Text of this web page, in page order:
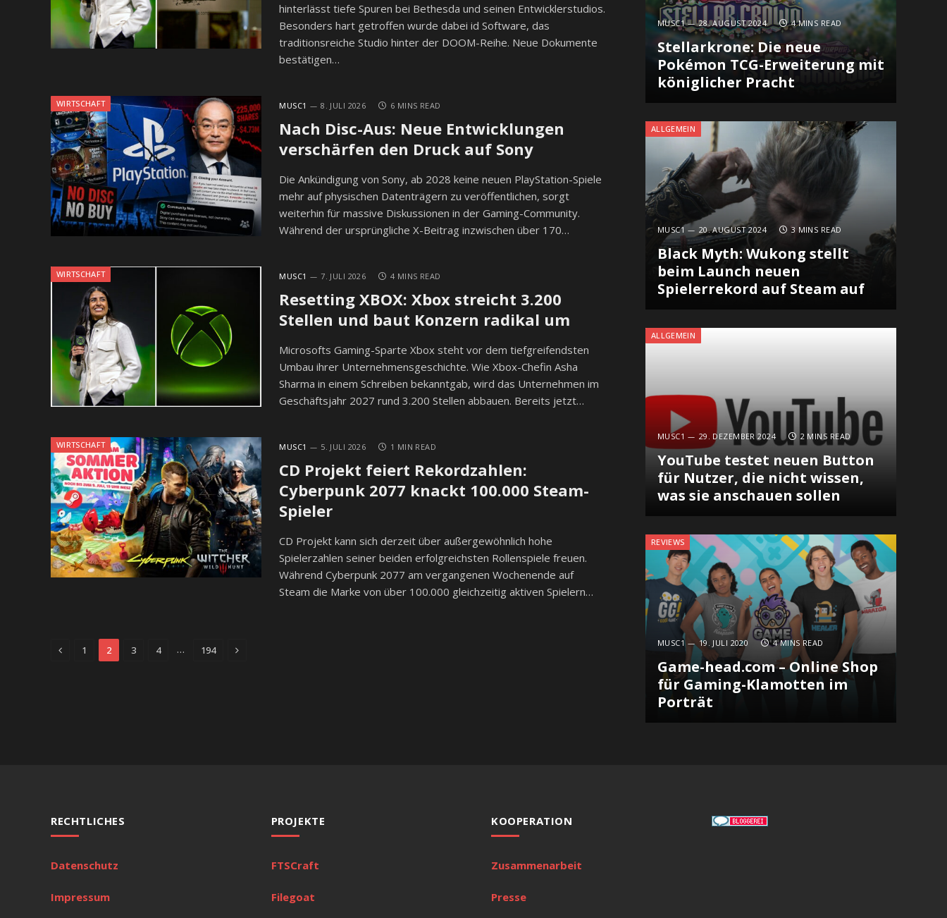
hinterlässt tiefe Spuren bei Bethesda und seinen Entwicklerstudios.
Besonders hart getroffen wurde dabei id Software, das
traditionsreiche Studio hinter der DOOM-Reihe. Neue Dokumente
bestätigen…
WIRTSCHAFT MUSC1 8. JULI 2026 6 MINS READ
Nach Disc-Aus: Neue Entwicklungen
verschärfen den Druck auf Sony
Die Ankündigung von Sony, ab 2028 keine neuen PlayStation-Spiele
mehr auf physischen Datenträgern zu veröffentlichen, sorgt
weiterhin für massive Diskussionen in der Gaming-Community.
Während der ursprüngliche X-Beitrag inzwischen über 170…
WIRTSCHAFT MUSC1 7. JULI 2026 4 MINS READ
Resetting XBOX: Xbox streicht 3.200
Stellen und baut Konzern radikal um
Microsofts Gaming-Sparte Xbox steht vor dem tiefgreifendsten
Umbau ihrer Unternehmensgeschichte. Wie Xbox-Chefin Asha
Sharma in einem Schreiben bekanntgab, wird das Unternehmen im
Geschäftsjahr 2027 rund 3.200 Stellen abbauen. Bereits jetzt…
WIRTSCHAFT MUSC1 5. JULI 2026 1 MIN READ
CD Projekt feiert Rekordzahlen:
Cyberpunk 2077 knackt 100.000 Steam-
Spieler
CD Projekt kann sich derzeit über außergewöhnlich hohe
Spielerzahlen seiner beiden erfolgreichsten Rollenspiele freuen.
Während Cyberpunk 2077 am vergangenen Wochenende auf
Steam die Marke von über 100.000 gleichzeitig aktiven Spielern…
Previous
1 2 3 4 … 194 Next
MUSC1 28. AUGUST 2024 4 MINS READ
Stellarkrone: Die neue
Pokémon TCG-Erweiterung mit
königlicher Pracht
ALLGEMEIN
MUSC1 20. AUGUST 2024 3 MINS READ
Black Myth: Wukong stellt
beim Launch neuen
Spielerrekord auf Steam auf
ALLGEMEIN
MUSC1 29. DEZEMBER 2024 2 MINS READ
YouTube testet neuen Button
für Nutzer, die nicht wissen,
was sie anschauen sollen
REVIEWS
MUSC1 19. JULI 2020 4 MINS READ
Game-head.com – Online Shop
für Gaming-Klamotten im
Porträt
RECHTLICHES
Datenschutz
Impressum
PROJEKTE
FTSCraft
Filegoat
KOOPERATION
Zusammenarbeit
Presse